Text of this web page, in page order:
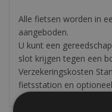
Alle fietsen worden in
aangeboden.
U kunt een
slot krijgen tegen een
Verzekeringskosten
fietsstation en